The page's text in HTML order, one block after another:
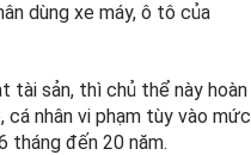
dùng xe máy, ô tô của
tài sản, thì chủ thể này hoàn
nhân vi phạm tùy vào mức
tháng đến 20 năm.